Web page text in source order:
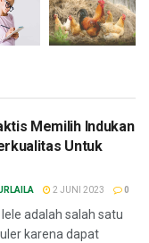
Memilih Indukan
Untuk
2 JUNI 2023 0
adalah salah satu
karena dapat